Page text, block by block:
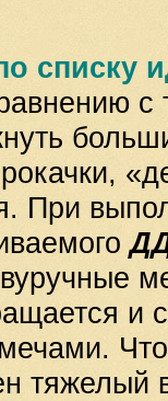
списку
с
При
и
тяжелый